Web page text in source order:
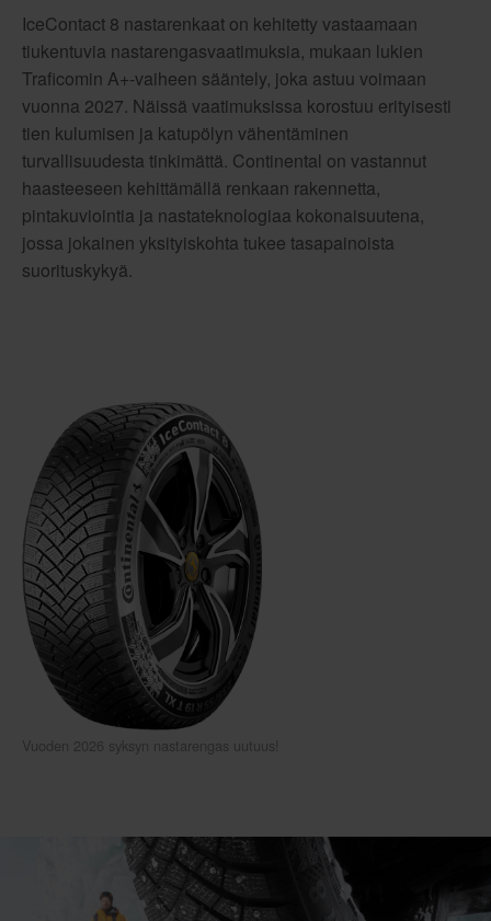
IceContact 8 nastarenkaat on kehitetty vastaamaan
tiukentuvia nastarengasvaatimuksia, mukaan lukien
Traficomin A+-vaiheen sääntely, joka astuu voimaan
vuonna 2027. Näissä vaatimuksissa korostuu erityisesti
tien kulumisen ja katupölyn vähentäminen
turvallisuudesta tinkimättä. Continental on vastannut
haasteeseen kehittämällä renkaan rakennetta,
pintakuviointia ja nastateknologiaa kokonaisuutena,
jossa jokainen yksityiskohta tukee tasapainoista
suorituskykyä.
Vuoden 2026 syksyn nastarengas uutuus!